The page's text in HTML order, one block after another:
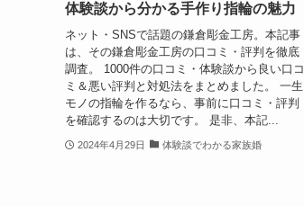
体験談から分かる手作り指輪の魅力
ネット・SNSで話題の鎌倉彫金工房。本記事
は、その鎌倉彫金工房の口コミ・評判を徹底
調査。 1000件の口コミ・体験談から良い口コ
ミ＆悪い評判と対処法をまとめました。 一生
モノの指輪を作るなら、事前に口コミ・評判
を確認するのは大切です。 是非、本記...
2024年4月29日 体験談でわかる家族婚